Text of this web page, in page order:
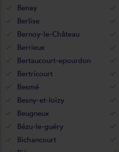
Benay
Berlise
Bernoy-le-Château
Berrieux
Bertaucourt-epourdon
Bertricourt
Besmé
Besny-et-loizy
Beugneux
Bézu-le-guéry
Bichancourt